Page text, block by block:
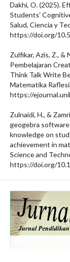
Dakhi, O. (2025).
Students’
Salud, Ciencia y
https://doi.org/
Zulfikar, Azis, Z., &
Pembelajaran
Think Talk Write
Matematika
https://
Zulnaidi, H., &
geogebra
knowledge on
achievement in
Science and
https://doi.org/